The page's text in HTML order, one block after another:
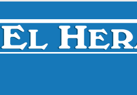
Skip
content